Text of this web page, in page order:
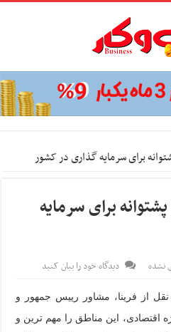
برای سرمایه گذاری در کشور
برای سرمایه
نشده دیدگاه خود را بیان کنید
از فرینا، مشاور رییس جمهور و
اقتصادی، این مناطق را مهم ترین و